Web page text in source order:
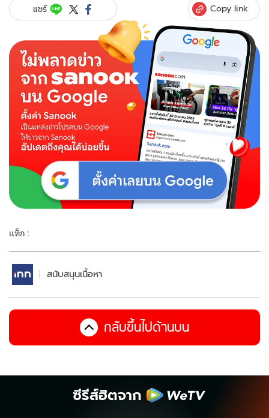
แชร์ Copy link
แท็ก :
สนับสนุนเนื้อหา
กลับขึ้นไปด้านบน
ซีรีส์ฮิตจาก